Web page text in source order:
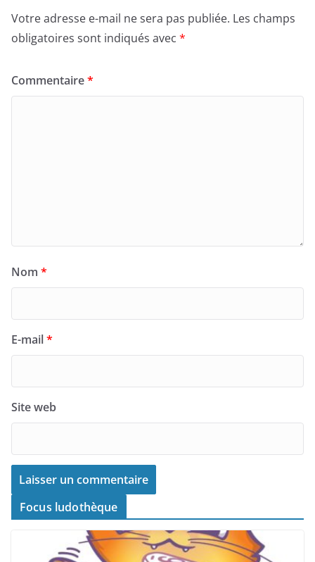
o
o
k
o
n
Votre adresse e-mail ne sera pas publiée. Les champs
obligatoires sont indiqués avec *
Commentaire*
Nom *
E-mail*
Site web
Focus ludothèque